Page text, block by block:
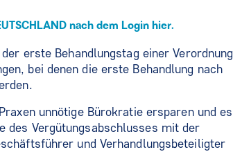
nach dem Login hier.
erste Behandlungstag einer Verordnung
bei denen die erste Behandlung nach
unnötige Bürokratie ersparen und es
des Vergütungsabschlusses mit der
und Verhandlungsbeteiligter